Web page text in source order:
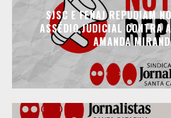
SJSC E FENAJ REPUDIAM
ASSÉDIO JUDICIAL CONTRA
AMANDA